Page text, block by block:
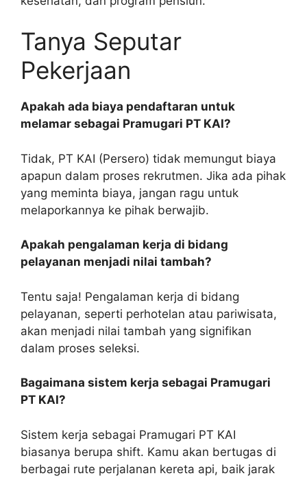
Tanya Seputar
Pekerjaan
Apakah ada biaya pendaftaran untuk
melamar sebagai Pramugari PT KAI?
Tidak, PT KAI (Persero) tidak memungut biaya
apapun dalam proses rekrutmen. Jika ada pihak
yang meminta biaya, jangan ragu untuk
melaporkannya ke pihak berwajib.
Apakah pengalaman kerja di bidang
pelayanan menjadi nilai tambah?
Tentu saja! Pengalaman kerja di bidang
pelayanan, seperti perhotelan atau pariwisata,
akan menjadi nilai tambah yang signifikan
dalam proses seleksi.
Bagaimana sistem kerja sebagai Pramugari
PT KAI?
Sistem kerja sebagai Pramugari PT KAI
biasanya berupa shift. Kamu akan bertugas di
berbagai rute perjalanan kereta api, baik jarak